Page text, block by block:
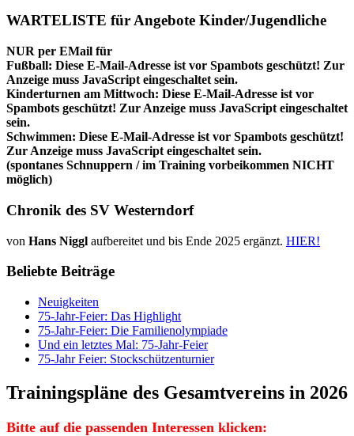
WARTELISTE für Angebote Kinder/Jugendliche
NUR per EMail für
Fußball: Diese E-Mail-Adresse ist vor Spambots geschützt! Zur
Anzeige muss JavaScript eingeschaltet sein.
Kinderturnen am Mittwoch: Diese E-Mail-Adresse ist vor
Spambots geschützt! Zur Anzeige muss JavaScript eingeschaltet
sein.
Schwimmen: Diese E-Mail-Adresse ist vor Spambots geschützt!
Zur Anzeige muss JavaScript eingeschaltet sein.
(spontanes Schnuppern / im Training vorbeikommen NICHT
möglich)
Chronik des SV Westerndorf
von Hans Niggl aufbereitet und bis Ende 2025 ergänzt. HIER!
Beliebte Beiträge
Neuigkeiten
75-Jahr-Feier: Das Highlight
75-Jahr-Feier: Die Familienolympiade
Und ein letztes Mal: 75-Jahr-Feier
75-Jahr Feier: Stockschützenturnier
Trainingspläne des Gesamtvereins in 2026
Bitte auf die passenden Interessen klicken: